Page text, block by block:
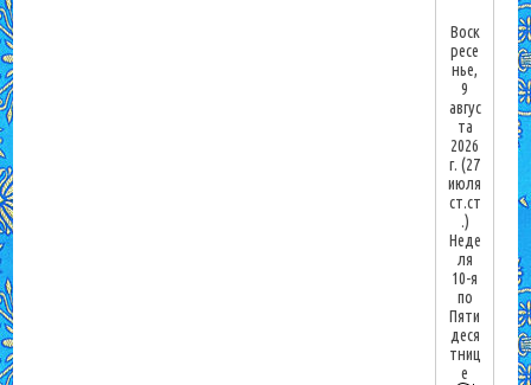
Воск
ресе
нье,
9
авгус
та
2026
г.(27
июля
ст.ст
.)
Неде
ля
10-я
по
Пяти
деся
тниц
е